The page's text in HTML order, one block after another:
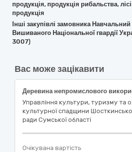
продукція, продукція рибальства,
продукція
Інші закупівлі замовника
Вишиваного Національної гвардії
3007)
Вас може зацікавити
Управління культури, туризму та
культурної спадщини
ради Сумської області
Очікувана вартість